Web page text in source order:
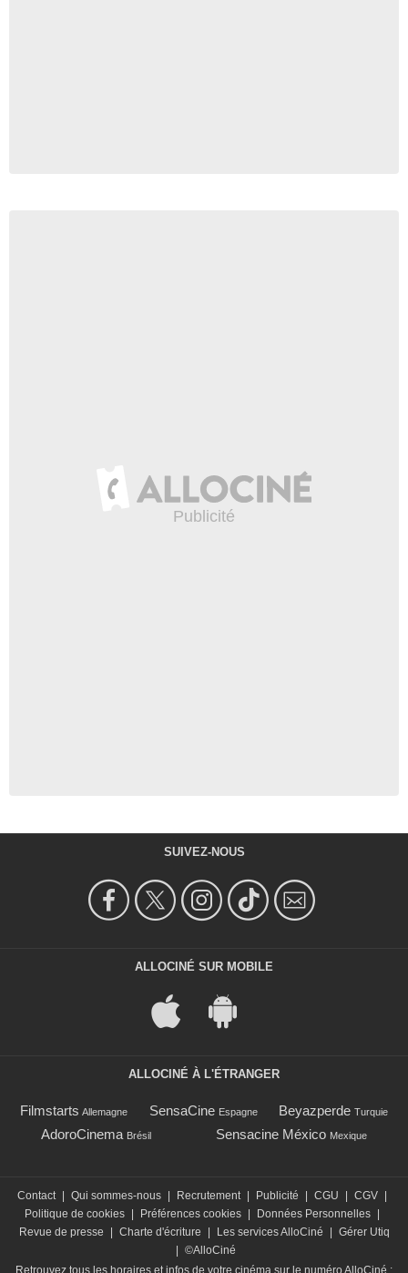
SUIVEZ-NOUS
ALLOCINÉ SUR MOBILE
ALLOCINÉ À L'ÉTRANGER
Filmstarts Allemagne SensaCine Espagne Beyazperde Turquie
AdoroCinema Brésil Sensacine México Mexique
Contact | Qui sommes-nous | Recrutement | Publicité | CGU | CGV |
Politique de cookies | Préférences cookies | Données Personnelles |
Revue de presse
| Charte d'écriture | Les services AlloCiné | Gérer Utiq
| ©AlloCiné
Retrouvez tous les horaires et infos de votre cinéma sur le numéro AlloCiné :